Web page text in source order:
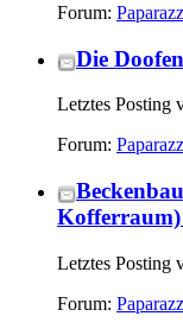
Forum:
Die
Letztes Posting
Forum:
Kofferraum)
Letztes Posting
Forum: